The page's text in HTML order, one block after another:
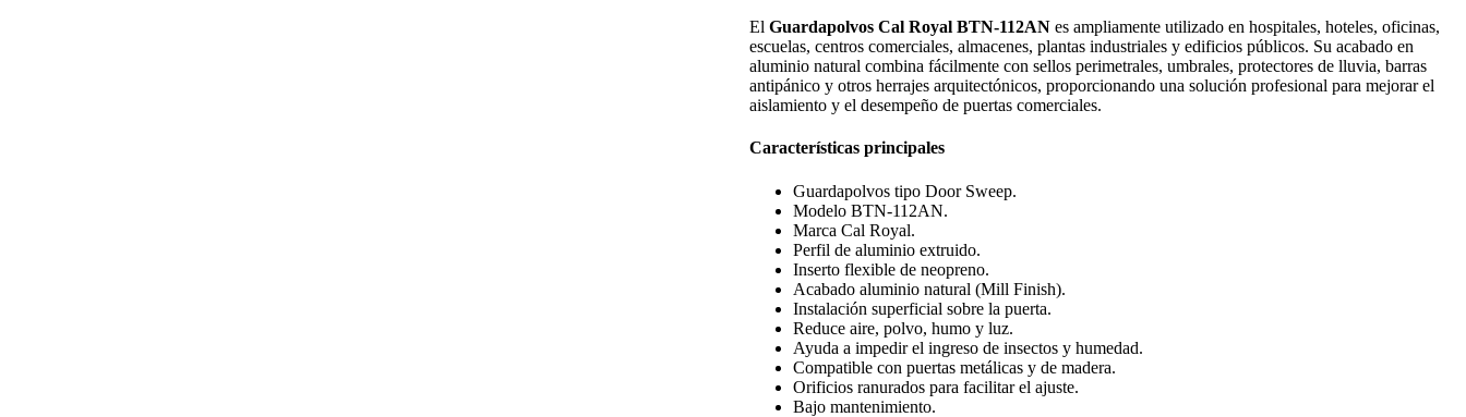
El Guardapolvos Cal Royal BTN-112AN es ampliamente utilizado en hospitales, hoteles, oficinas,
escuelas, centros comerciales, almacenes, plantas industriales y edificios públicos. Su acabado en
aluminio natural combina fácilmente con sellos perimetrales, umbrales, protectores de lluvia, barras
antipánico y otros herrajes arquitectónicos, proporcionando una solución profesional para mejorar el
aislamiento y el desempeño de puertas comerciales.
Características principales
Guardapolvos tipo Door Sweep.
Modelo BTN-112AN.
Marca Cal Royal.
Perfil de aluminio extruido.
Inserto flexible de neopreno.
Acabado aluminio natural (Mill Finish).
Instalación superficial sobre la puerta.
Reduce aire, polvo, humo y luz.
Ayuda a impedir el ingreso de insectos y humedad.
Compatible con puertas metálicas y de madera.
Orificios ranurados para facilitar el ajuste.
Bajo mantenimiento.